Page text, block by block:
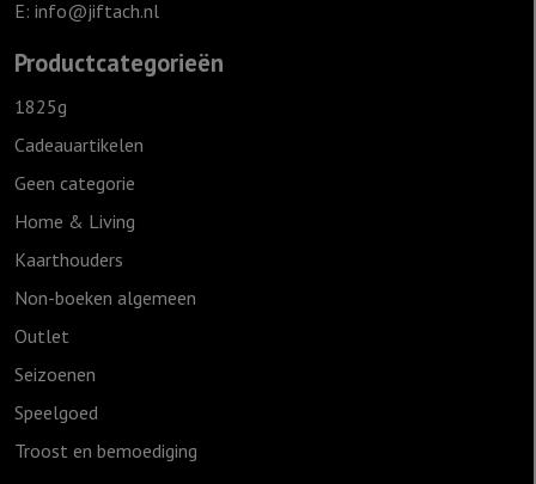
E: info@jiftach.nl
Productcategorieën
1825g
Cadeauartikelen
Geen categorie
Home & Living
Kaarthouders
Non-boeken algemeen
Outlet
Seizoenen
Speelgoed
Troost en bemoediging